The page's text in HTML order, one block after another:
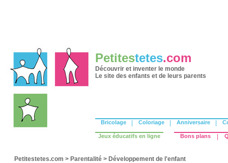
Petitestetes.com
Découvrir et inventer le monde
Le site des enfants et de leurs parents
Bricolage Coloriage Anniversaire
Jeux éducatifs en ligne Bons plans
Petitestetes.com > Parentalité > Développement de l'enfant